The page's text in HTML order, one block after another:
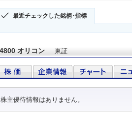
最近チェックした銘柄･指標
4800 オリコン 東証
株主優待情報はありません。